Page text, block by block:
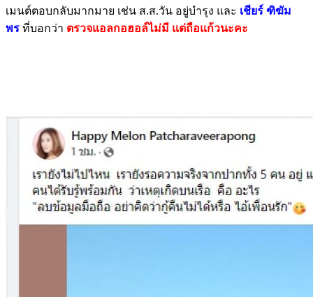
เมนต์ตอบกลับมากมาย เช่น ส.ส.วัน อยู่บำรุง และ เชียร์ ฑิฆัม
พร ที่บอกว่า ตรวจแอลกอฮอล์ไม่มี แต่ถือแก้วนะคะ